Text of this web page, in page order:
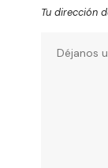
Tu dirección